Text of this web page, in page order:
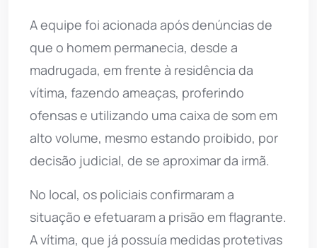
A equipe foi acionada após denúncias de
que o homem permanecia, desde a
madrugada, em frente à residência da
vítima, fazendo ameaças, proferindo
ofensas e utilizando uma caixa de som em
alto volume, mesmo estando proibido, por
decisão judicial, de se aproximar da irmã.
No local, os policiais confirmaram a
situação e efetuaram a prisão em flagrante.
A vítima, que já possuía medidas protetivas